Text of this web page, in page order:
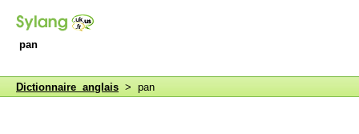
pan
Dictionnaire anglais > pan